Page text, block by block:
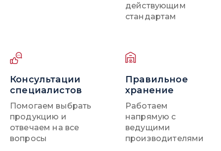
действующим
стандартам
Консультации
специалистов
Помогаем выбрать
продукцию и
отвечаем на все
вопросы
Правильное
хранение
Работаем
напрямую с
ведущими
производителями